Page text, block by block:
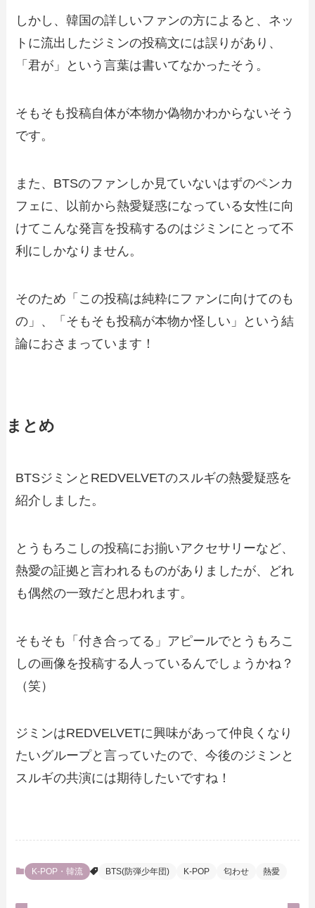
しかし、韓国の詳しいファンの方によると、ネッ
トに流出したジミンの投稿文には誤りがあり、
「君が」という言葉は書いてなかったそう。
そもそも投稿自体が本物か偽物かわからないそう
です。
また、BTSのファンしか見ていないはずのペンカ
フェに、以前から熱愛疑惑になっている女性に向
けてこんな発言を投稿するのはジミンにとって不
利にしかなりません。
そのため「この投稿は純粋にファンに向けてのも
の」、「そもそも投稿が本物か怪しい」という結
論におさまっています！
まとめ
BTSジミンとREDVELVETのスルギの熱愛疑惑を
紹介しました。
とうもろこしの投稿にお揃いアクセサリーなど、
熱愛の証拠と言われるものがありましたが、どれ
も偶然の一致だと思われます。
そもそも「付き合ってる」アピールでとうもろこ
しの画像を投稿する人っているんでしょうかね？
（笑）
ジミンはREDVELVETに興味があって仲良くなり
たいグループと言っていたので、今後のジミンと
スルギの共演には期待したいですね！
K-POP・韓流 BTS(防弾少年団) K-POP 匂わせ 熱愛